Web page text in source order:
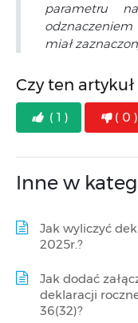
parametru
miał
Czy ten
( 1 ) ( 0 )
Inne w
Jak wyliczyć
2025r.?
Jak dodać
deklaracji
36(32)?